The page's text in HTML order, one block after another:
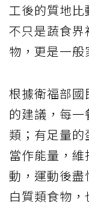
工後的質地比
不只是蔬食
物，更是一般
根據衛福部國
的建議，每
類；有足量
當作能量，
動，運動後
白質類食物